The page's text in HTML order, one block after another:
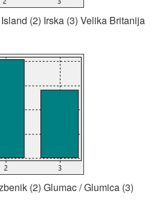
(2) Irska (3) Velika Britanija
(2) Glumac / Glumica (3)